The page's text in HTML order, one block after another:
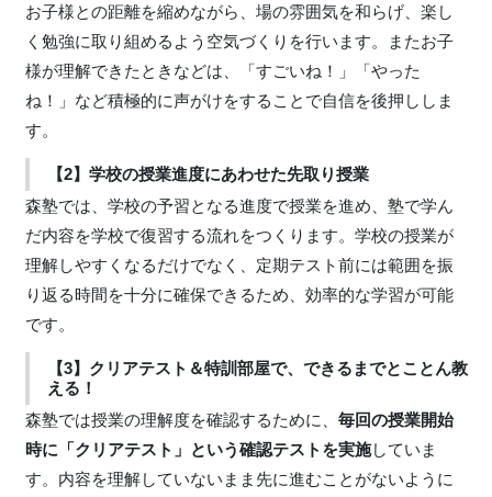
お子様との距離を縮めながら、場の雰囲気を和らげ、楽し
く勉強に取り組めるよう空気づくりを行います。またお子
様が理解できたときなどは、「すごいね！」「やった
ね！」など積極的に声がけをすることで自信を後押ししま
す。
【2】学校の授業進度にあわせた先取り授業
森塾では、学校の予習となる進度で授業を進め、塾で学ん
だ内容を学校で復習する流れをつくります。学校の授業が
理解しやすくなるだけでなく、定期テスト前には範囲を振
り返る時間を十分に確保できるため、効率的な学習が可能
です。
【3】クリアテスト＆特訓部屋で、できるまでとことん教
える！
森塾では授業の理解度を確認するために、 毎回の授業開始
時に「クリアテスト」という確認テストを実施していま
す。内容を理解していないまま先に進むことがないように